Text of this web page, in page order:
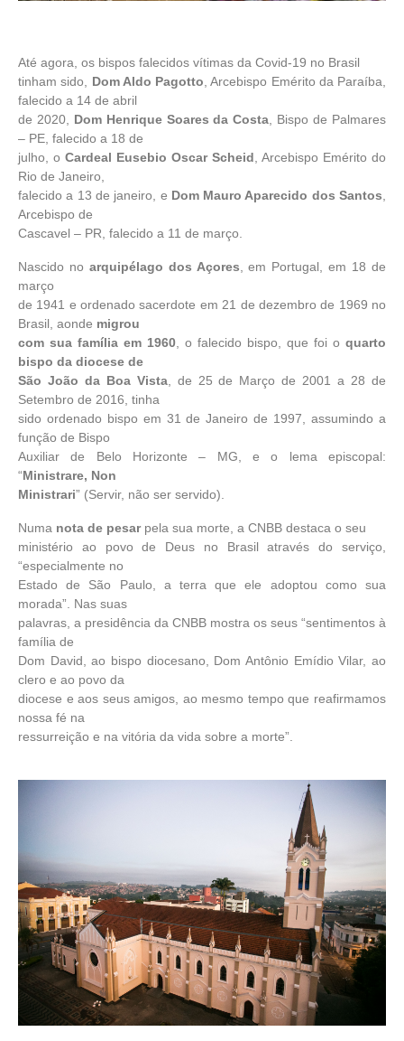
Até agora, os bispos falecidos vítimas da Covid-19 no Brasil
tinham sido, Dom Aldo Pagotto , Arcebispo Emérito da Paraíba,
falecido a 14 de abril
de 2020, Dom Henrique Soares da Costa , Bispo de Palmares
– PE, falecido a 18 de
julho, o Cardeal Eusebio Oscar Scheid , Arcebispo Emérito do
Rio de Janeiro,
falecido a 13 de janeiro, e Dom Mauro Aparecido dos Santos
Arcebispo de
Cascavel – PR, falecido a 11 de março.
Nascido no arquipélago dos Açores , em Portugal, em 18 de
março
de 1941 e ordenado sacerdote em 21 de dezembro de 1969 no
Brasil, aonde migrou
com sua família em 1960 , o falecido bispo, que foi o quarto
bispo da diocese de
São João da Boa Vista, de 25 de Março de 2001 a 28 de
Setembro de 2016, tinha
sido ordenado bispo em 31 de Janeiro de 1997, assumindo a
função de Bispo
Auxiliar de Belo Horizonte – MG, e o lema episcopal:
“Ministrare, Non
Ministrari” (Servir, não ser servido).
Numa nota de pesarpela sua morte, a CNBB destaca o seu
ministério ao povo de Deus no Brasil através do serviço,
“especialmente no
Estado de São Paulo, a terra que ele adoptou como sua
morada”. Nas suas
palavras, a presidência da CNBB mostra os seus “sentimentos à
família de
Dom David, ao bispo diocesano, Dom Antônio Emídio Vilar, ao
clero e ao povo da
diocese e aos seus amigos, ao mesmo tempo que reafirmamos
nossa fé na
ressurreição e na vitória da vida sobre a morte”.